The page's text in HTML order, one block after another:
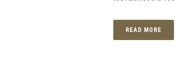
READ MORE